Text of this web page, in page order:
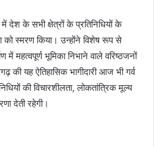
में देश के सभी क्षेत्रों के प्रतिनिधियों के
को स्मरण किया। उन्होंने विशेष रूप से
में महत्वपूर्ण भूमिका निभाने वाले वरिष्ठजनों
की यह ऐतिहासिक भागीदारी आज भी गर्व
की विचारशीलता, लोकतांत्रिक मूल्य
देती रहेगी।